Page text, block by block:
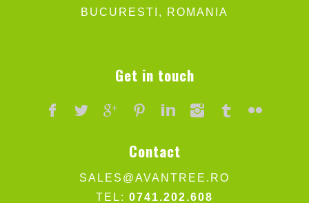
BUCURESTI, ROMANIA
Get in touch
Contact
SALES@AVANTREE.RO
TEL: 0741.202.608